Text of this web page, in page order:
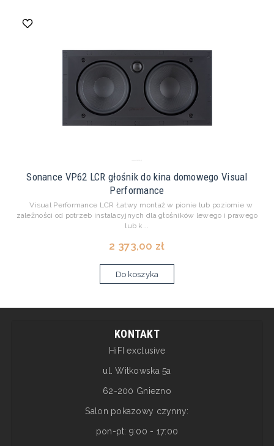
Sonance VP62 LCR głośnik do kina domowego Visual
Performance
Visual Performance LCR Łatwy montaż w pionie lub poziomie w
zależności od potrzeb instalacyjnych dla głośników lewego i prawego
lub k...
2 373,00 zł
Do koszyka
KONTAKT
HiFI exclusive
ul. Witkowska 5a
62-200 Gniezno
Salon pokazowy czynny:
pon-pt: 9:00 - 17:00